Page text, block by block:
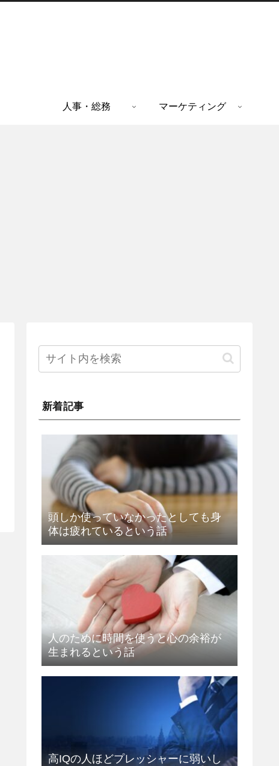
人事・総務 マーケティング
新着記事
頭しか使っていなかったとしても身
体は疲れているという話
人のために時間を使うと心の余裕が
生まれるという話
高IQの人ほどプレッシャーに弱いし